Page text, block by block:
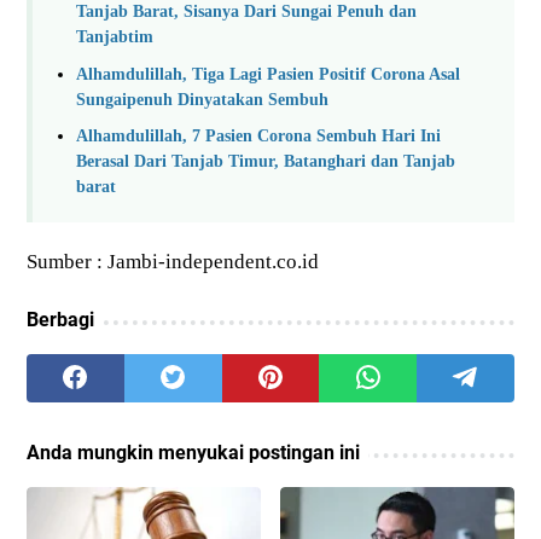
Tanjab Barat, Sisanya Dari Sungai Penuh dan
Tanjabtim
Alhamdulillah, Tiga Lagi Pasien Positif Corona Asal
Sungaipenuh Dinyatakan Sembuh
Alhamdulillah, 7 Pasien Corona Sembuh Hari Ini
Berasal Dari Tanjab Timur, Batanghari dan Tanjab
barat
Sumber : Jambi-independent.co.id
Berbagi
Anda mungkin menyukai postingan ini